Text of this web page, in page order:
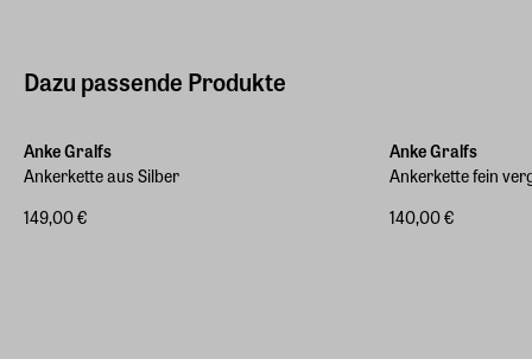
Dazu passende Produkte
Anke Gralfs
Ankerkette aus Silber
149,00 €
Anke Gralfs
Ankerkette fein
140,00 €